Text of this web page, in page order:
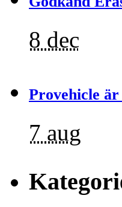
8 dec
Provehicle
7 aug